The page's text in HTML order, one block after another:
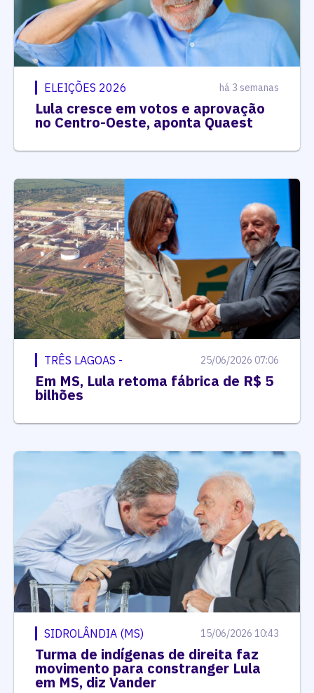
ELEIÇÕES 2026 há 3 semanas
Lula cresce em votos e aprovação
no Centro-Oeste, aponta Quaest
TRÊS LAGOAS - 25/06/2026 07:06
Em MS, Lula retoma fábrica de R$ 5
bilhões
SIDROLÂNDIA (MS) 15/06/2026 10:43
Turma de indígenas de direita faz
movimento para constranger Lula
em MS, diz Vander